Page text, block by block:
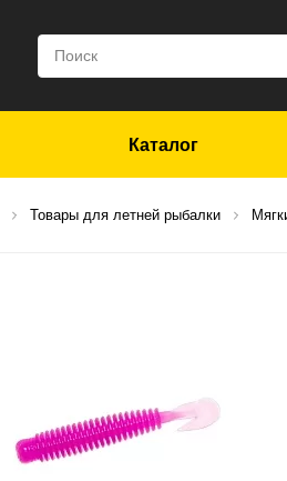
Каталог
Товары для летней рыбалки